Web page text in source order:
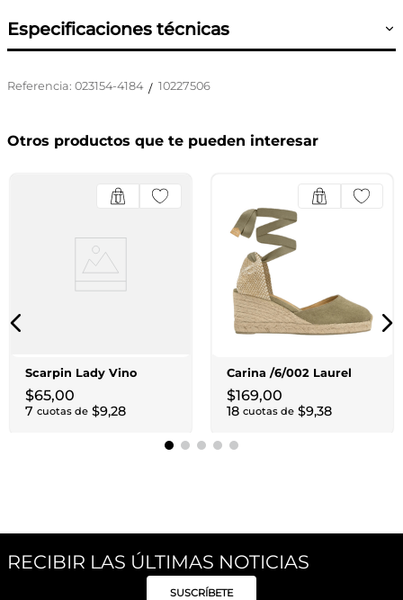
Especificaciones técnicas
Referencia: 023154-4184 / 10227506
Otros productos que te pueden interesar
Scarpin Lady Vino
$65,00
7 cuotas de $9,28
Carina /6/002 Laurel
$169,00
18 cuotas de $9,38
RECIBIR LAS ÚLTIMAS NOTICIAS
SUSCRÍBETE